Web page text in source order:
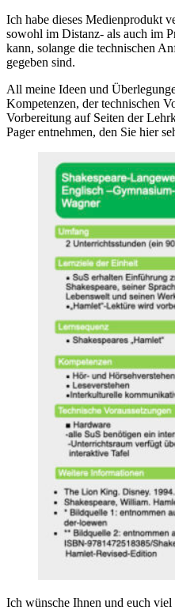
Ich habe dieses Medienprodukt
sowohl im Distanz- als auch im
kann, solange die technischen
gegeben sind.
All meine Ideen und
Kompetenzen, der technischen
Vorbereitung auf Seiten der
Pager entnehmen, den Sie hier
Ich wünsche Ihnen und euch